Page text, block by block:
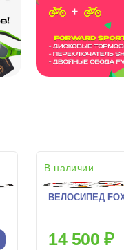
В наличии
ВЕЛОСИПЕД
14 500 ₽